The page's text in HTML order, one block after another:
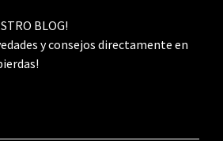
BLOG!
y consejos directamente en